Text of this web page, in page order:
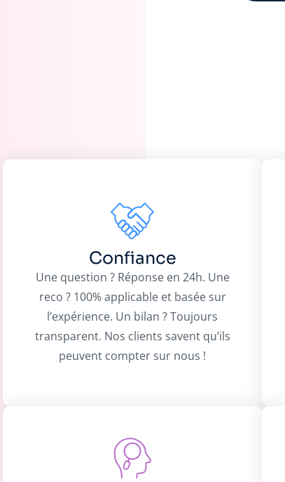
Confiance
Une question ? Réponse en 24h. Une
reco ? 100% applicable et basée sur
l’expérience. Un bilan ? Toujours
transparent. Nos clients savent qu’ils
peuvent compter sur nous !